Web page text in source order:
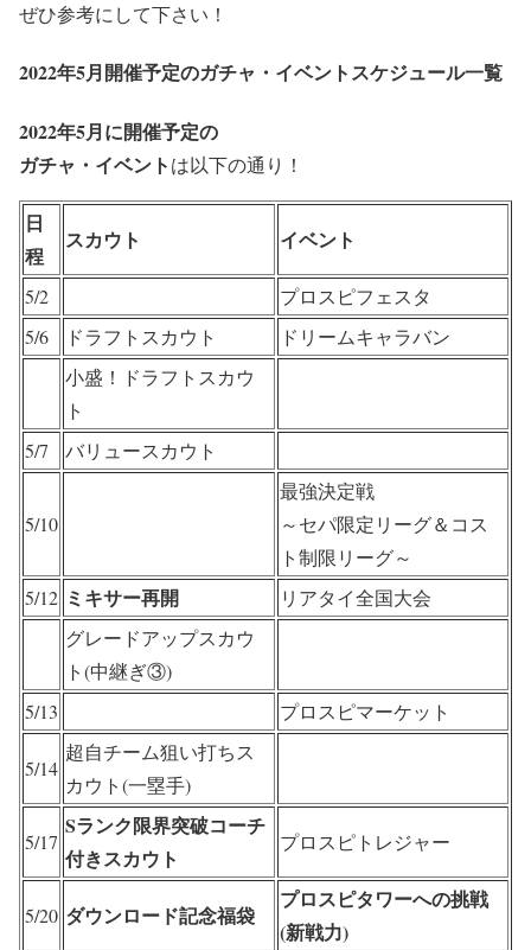
ぜひ参考にして下さい！
2022年5月開催予定のガチャ・イベントスケジュール一覧
2022年5月に開催予定の
ガチャ・イベントは以下の通り！
日
程
スカウト イベント
5/2
プロスピフェスタ
5/6
ドラフトスカウト
ドリームキャラバン
小盛！ドラフトスカウ
ト
5/7
バリュースカウト
5/10
最強決定戦
～セパ限定リーグ＆コス
ト制限リーグ～
5/12 ミキサー再開
リアタイ全国大会
グレードアップスカウ
ト(中継ぎ③)
5/13
プロスピマーケット
5/14
超自チーム狙い打ちス
カウト(一塁手)
5/17
Sランク限界突破コーチ
付きスカウト
プロスピトレジャー
5/20 ダウンロード記念福袋
プロスピタワーへの挑戦
(新戦力)